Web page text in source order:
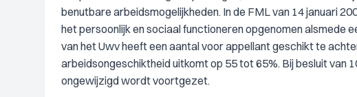
benutbare arbeidsmogelijkheden. In de FML van 14 januari
het persoonlijk en sociaal functioneren opgenomen alsmede
van het Uwv heeft een aantal voor appellant geschikt te
arbeidsongeschiktheid uitkomt op 55 tot 65%. Bij besluit van
ongewijzigd wordt voortgezet.